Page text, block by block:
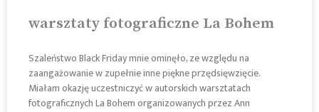
warsztaty fotograficzne La Bohem
Szaleństwo Black Friday mnie ominęło, ze względu na
zaangażowanie w zupełnie inne piękne przędsięwzięcie.
Miałam okazję uczestniczyć w autorskich warsztatach
fotograficznych La Bohem organizowanych przez Ann